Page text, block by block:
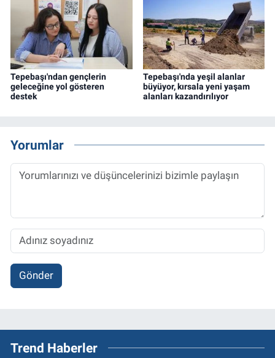
Tepebaşı'ndan gençlerin
geleceğine yol gösteren
destek
Tepebaşı'nda yeşil alanlar
büyüyor, kırsala yeni yaşam
alanları kazandırılıyor
Yorumlar
Gönder
Trend Haberler